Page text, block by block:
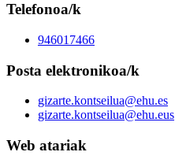
Telefonoa/k
946017466
Posta elektronikoa/k
gizarte.kontseilua@ehu.es
gizarte.kontseilua@ehu.eus
Web atariak